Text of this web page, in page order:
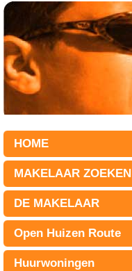
HOME
MAKELAAR ZOEKEN
DE MAKELAAR
Open Huizen Route
Huurwoningen